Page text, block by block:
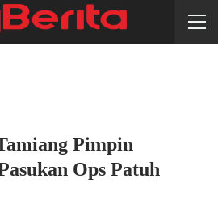
Pimpin
Ops Patuh